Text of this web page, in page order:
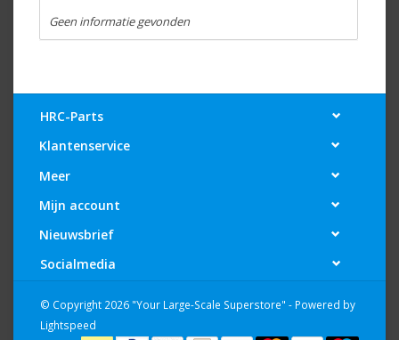
Geen informatie gevonden
HRC-Parts
Klantenservice
Meer
Mijn account
Nieuwsbrief
Socialmedia
© Copyright 2026 "Your Large-Scale Superstore" - Powered by
Lightspeed